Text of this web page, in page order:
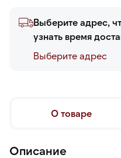
Выберите адрес,
узнать время
Выберите адреc
О товаре
Описание